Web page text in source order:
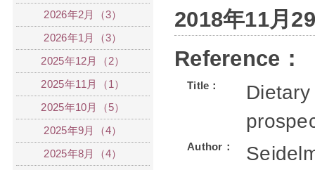
2018年11月
Reference：
Title：
Author：
2026年2月（3）
2026年1月（3）
2025年12月（2）
2025年11月（1）
2025年10月（5）
2025年9月（4）
2025年8月（4）